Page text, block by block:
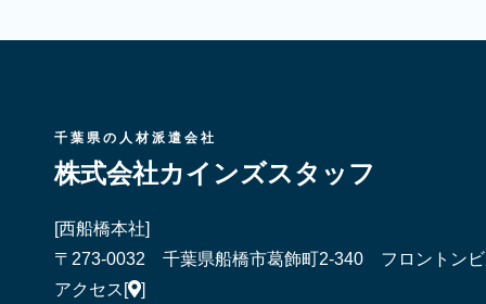
千葉県の人材派遣会社
株式会社カインズスタッフ
[西船橋本社]
〒273-0032 千葉県船橋市葛飾町2-340 フロントン
アクセス [ ]